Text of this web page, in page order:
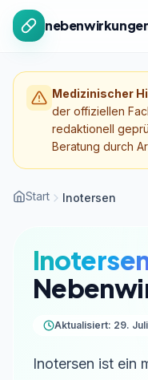
Zum Inhalt springen
Medizinischer
der offiziellen
redaktionell
Beratung durch
Start Inotersen
Aktualisiert: 29.
Inotersen ist ein